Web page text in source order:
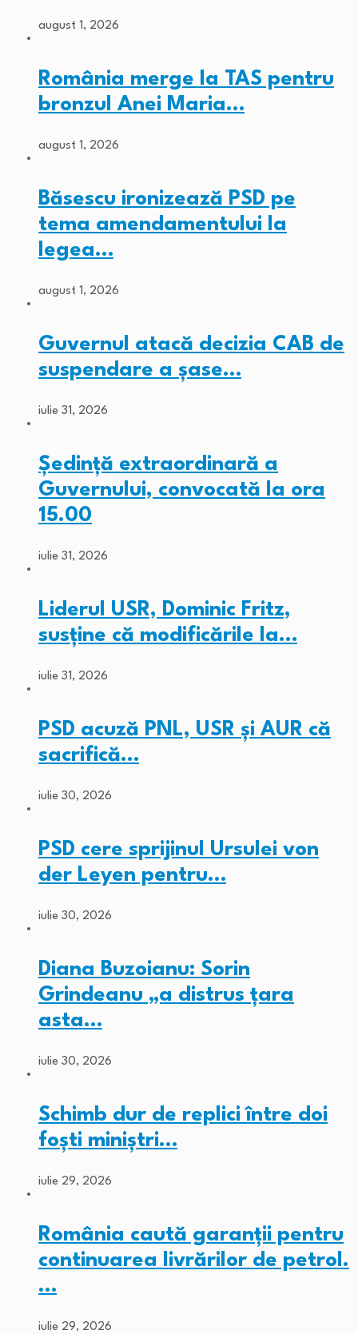
august 1, 2026
România merge la TAS pentru
bronzul Anei Maria…
august 1, 2026
Băsescu ironizează PSD pe
tema amendamentului la
legea…
august 1, 2026
Guvernul atacă decizia CAB de
suspendare a șase…
iulie 31, 2026
Ședință extraordinară a
Guvernului, convocată la ora
15.00
iulie 31, 2026
Liderul USR, Dominic Fritz,
susține că modificările la…
iulie 31, 2026
PSD acuză PNL, USR și AUR că
sacrifică…
iulie 30, 2026
PSD cere sprijinul Ursulei von
der Leyen pentru…
iulie 30, 2026
Diana Buzoianu: Sorin
Grindeanu „a distrus țara
asta…
iulie 30, 2026
Schimb dur de replici între doi
foști miniștri…
iulie 29, 2026
România caută garanții pentru
continuarea livrărilor de petrol.
…
iulie 29, 2026